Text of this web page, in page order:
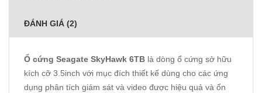
ĐÁNH GIÁ (2)
Ổ cứng Seagate SkyHawk 6TB là dòng ổ cứng sở hữu
kích cỡ 3.5inch với mục đích thiết kế dùng cho các ứng
dụng phân tích giám sát và video được hiệu quả và ổn